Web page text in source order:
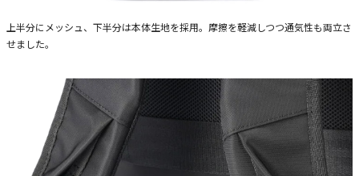
上半分にメッシュ、下半分は本体生地を採用。摩擦を軽減しつつ通気性も両立さ
せました。